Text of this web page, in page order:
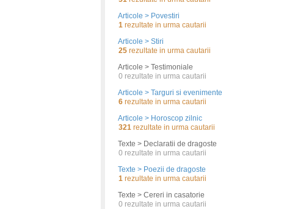
Articole > Povestiri
1 rezultate in urma cautarii
Articole > Stiri
25 rezultate in urma cautarii
Articole > Testimoniale
0 rezultate in urma cautarii
Articole > Targuri si evenimente
6 rezultate in urma cautarii
Articole > Horoscop zilnic
321 rezultate in urma cautarii
Texte > Declaratii de dragoste
0 rezultate in urma cautarii
Texte > Poezii de dragoste
1 rezultate in urma cautarii
Texte > Cereri in casatorie
0 rezultate in urma cautarii